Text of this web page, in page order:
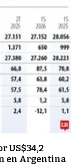
US$34,2
en Argentina